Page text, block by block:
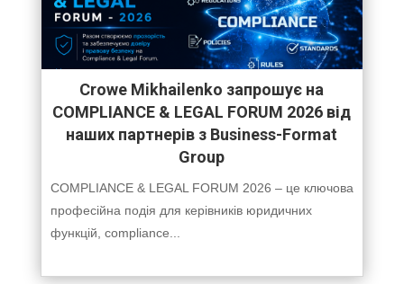
Crowe Mikhailenko запрошує на
COMPLIANCE & LEGAL FORUM 2026 від
наших партнерів з Business-Format
Group
COMPLIANCE & LEGAL FORUM 2026 – це ключова
професійна подія для керівників юридичних
функцій, compliance...